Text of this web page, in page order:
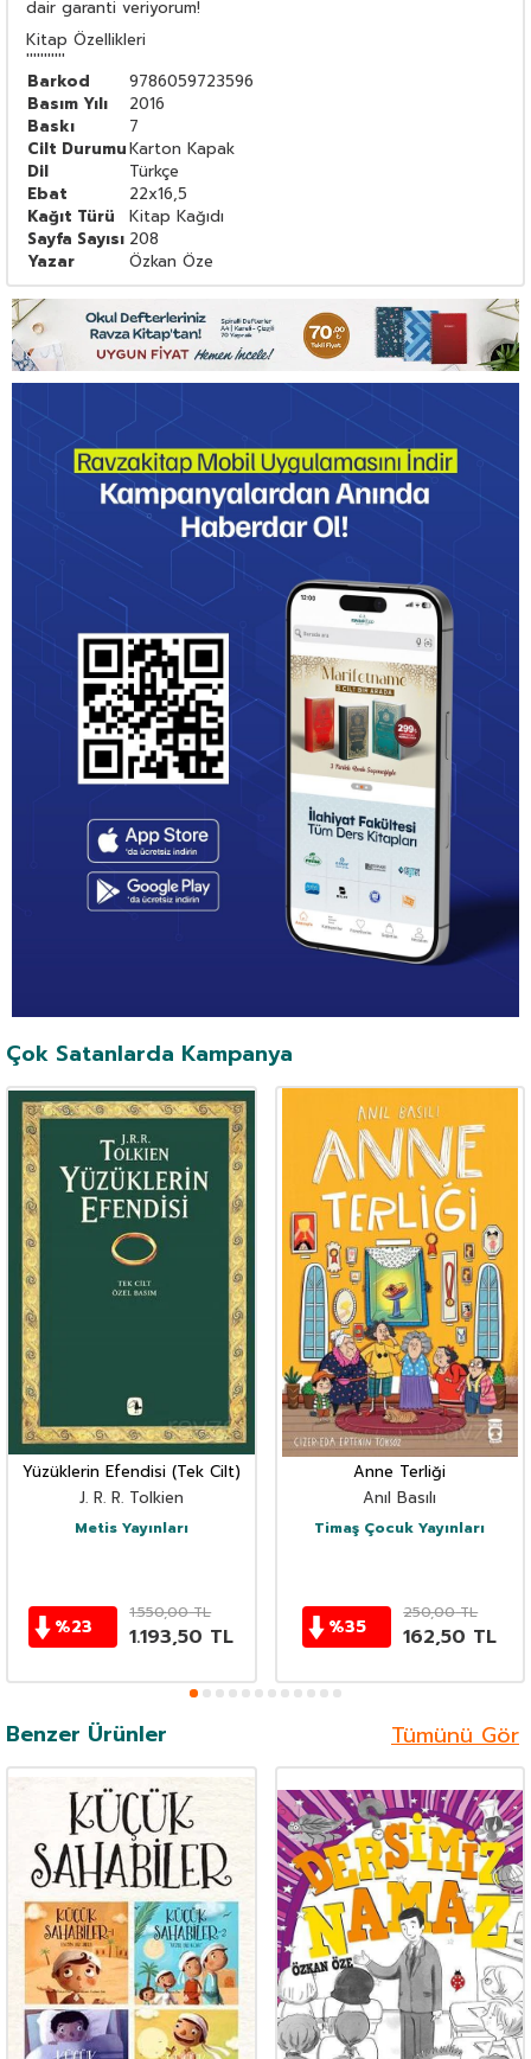
dair garanti veriyorum!
Kitap Özellikleri
'''''''''''
Barkod
9786059723596
Basım Yılı
2016
Baskı
7
Cilt DurumuKarton Kapak
Dil
Türkçe
Ebat
22x16,5
Kağıt Türü
Kitap Kağıdı
Sayfa Sayısı 208
Yazar
Özkan Öze
Çok Satanlarda Kampanya
Yüzüklerin Efendisi (Tek Cilt)
J. R. R. Tolkien
Metis Yayınları
%23
1.550,00TL
1.193,50 TL
Anne Terliği
Anıl Basılı
Timaş Çocuk Yayınları
%35
250,00TL
162,50 TL
Benzer Ürünler Tümünü Gör